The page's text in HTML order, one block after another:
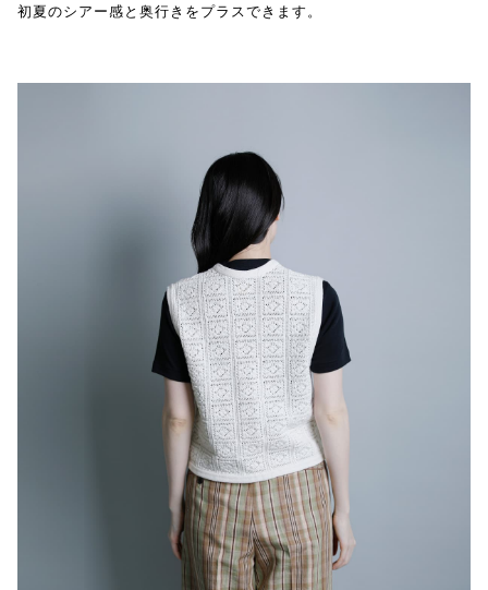
初夏のシアー感と奥行きをプラスできます。